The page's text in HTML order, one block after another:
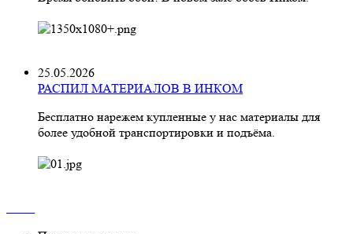
25.05.2026
РАСПИЛ МАТЕРИАЛОВ В ИНКОМ
Бесплатно нарежем купленные у нас материалы для
более удобной транспортировки и подъёма.